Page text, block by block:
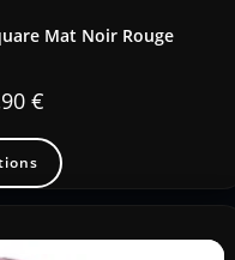
Mat Noir Rouge
€